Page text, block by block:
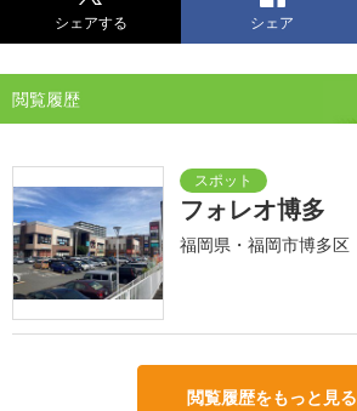
シェアする シェア
閲覧履歴
フォレオ博多
福岡県・福岡市博多区
閲覧履歴をもっと見る